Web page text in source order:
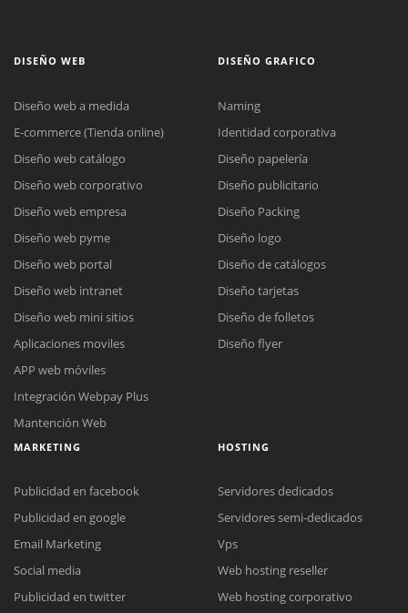
DISEÑO WEB
Diseño web a medida
E-commerce (Tienda online)
Diseño web catálogo
Diseño web corporativo
Diseño web empresa
Diseño web pyme
Diseño web portal
Diseño web intranet
Diseño web mini sitios
Aplicaciones moviles
APP web móviles
Integración Webpay Plus
Mantención Web
DISEÑO GRAFICO
Naming
Identidad corporativa
Diseño papelería
Diseño publicitario
Diseño Packing
Diseño logo
Diseño de catálogos
Diseño tarjetas
Diseño de folletos
Diseño flyer
MARKETING
Publicidad en facebook
Publicidad en google
Email Marketing
Social media
Publicidad en twitter
HOSTING
Servidores dedicados
Servidores semi-dedicados
Vps
Web hosting reseller
Web hosting corporativo